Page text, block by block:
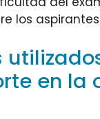
los
en la